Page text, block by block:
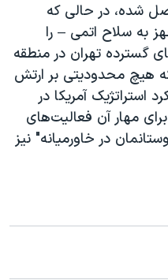
شده، در حالی که
به سلاح اتمی – را
گسترده تهران در منطقه
که هیچ محدودیتی بر ارتش
استراتژیک آمریکا در
مهار آن فعالیت‌های
در خاورمیانه" نیز